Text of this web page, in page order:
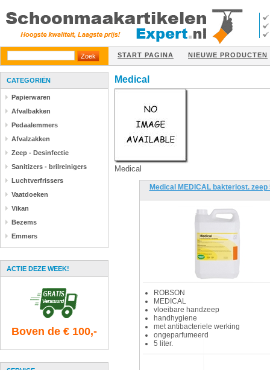
START PAGINA NIEUWE PRODUCTEN
CATEGORIËN
Papierwaren
Afvalbakken
Pedaalemmers
Afvalzakken
Zeep - Desinfectie
Sanitizers - brilreinigers
Luchtverfrissers
Vaatdoeken
Vikan
Bezems
Emmers
ACTIE DEZE WEEK!
Boven de € 100,-
Medical
Medical
Medical MEDICAL bakteriost. zeep
ROBSON
MEDICAL
vloeibare handzeep
handhygiene
met antibacteriele werking
ongeparfumeerd
5 liter.